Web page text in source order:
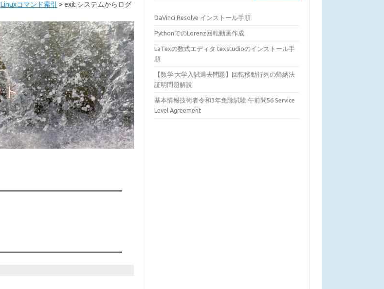
Linuxコマンド索引 > exit システムからログ
DaVinci Resolve インストール手順
PythonでのLorenz回転動画作成
LaTexの数式エディタ texstudioのインストール手
順
【数学 大学入試過去問題】回転移動行列の帰納法
証明問題解説
基本情報技術者令和3年免除試験 午前問56 Service
Level Agreement